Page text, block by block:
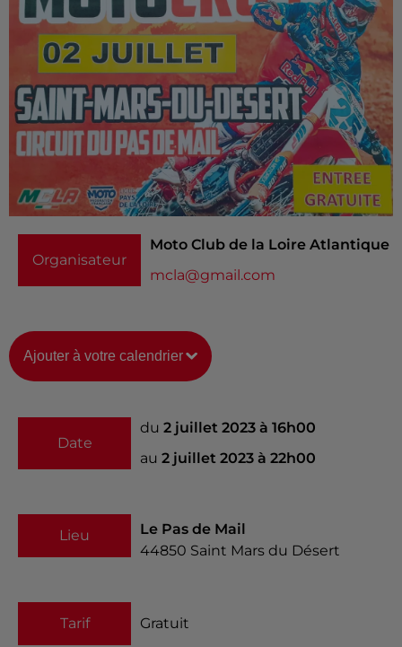
Organisateur
Moto Club de la Loire Atlantique
mcla@gmail.com
Ajouter à votre calendrier
Date
du 2 juillet 2023 à 16h00
au 2 juillet 2023 à 22h00
Lieu
Le Pas de Mail
44850 Saint Mars du Désert
Tarif Gratuit